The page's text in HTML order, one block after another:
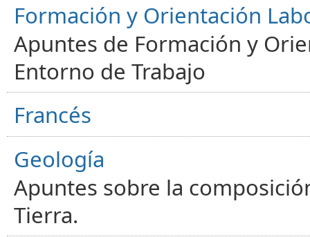
Formación y Orientación
Apuntes de Formación y
Entorno de Trabajo
Francés
Geología
Apuntes sobre la
Tierra.